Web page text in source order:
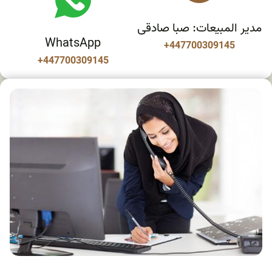
مدير المبيعات: صبا صادقی
+447700309145
WhatsApp
+447700309145